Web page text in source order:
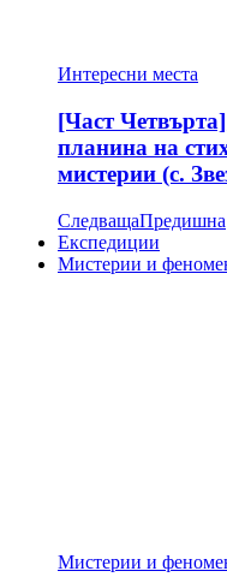
Интересни места
[Част
планина на
мистерии (с.
СледващаПредишна
Експедиции
Мистерии и
Мистерии и